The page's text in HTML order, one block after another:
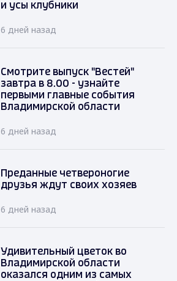
и усы клубники
6 дней назад
Смотрите выпуск "Вестей"
завтра в 8.00 - узнайте
первыми главные события
Владимирской области
6 дней назад
Преданные четвероногие
друзья ждут своих хозяев
6 дней назад
Удивительный цветок во
Владимирской области
оказался одним из самых